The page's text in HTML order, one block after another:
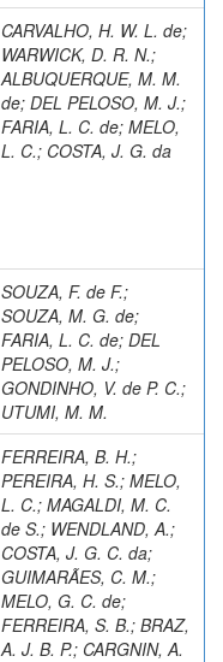
CARVALHO, H. W. L. de;
WARWICK, D. R. N.;
ALBUQUERQUE, M. M.
de; DEL PELOSO, M. J.;
FARIA, L. C. de; MELO,
L. C.; COSTA, J. G. da
SOUZA, F. de F.;
SOUZA, M. G. de;
FARIA, L. C. de; DEL
PELOSO, M. J.;
GONDINHO, V. de P. C.;
UTUMI, M. M.
FERREIRA, B. H.;
PEREIRA, H. S.; MELO,
L. C.; MAGALDI, M. C.
de S.; WENDLAND, A.;
COSTA, J. G. C. da;
GUIMARÃES, C. M.;
MELO, G. C. de;
FERREIRA, S. B.; BRAZ,
A. J. B. P.; CARGNIN, A.